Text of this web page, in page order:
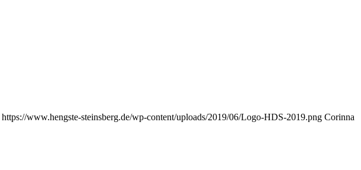
https://www.hengste-steinsberg.de/wp-content/uploads/2019/06/Logo-HDS-2019.png Corinna